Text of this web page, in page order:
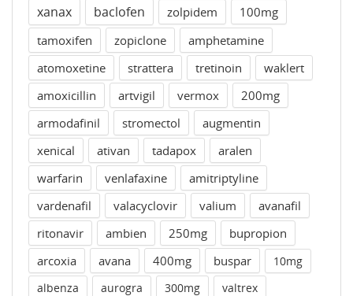
xanax
baclofen zolpidem
100mg
tamoxifen
zopiclone
amphetamine
atomoxetine
strattera tretinoin
waklert
amoxicillin
artvigil vermox
200mg
armodafinil
stromectol
augmentin
xenical
ativan tadapox
aralen
warfarin
venlafaxine
amitriptyline
vardenafil
valacyclovir valium
avanafil
ritonavir
ambien 250mg
bupropion
arcoxia
avana 400mg buspar
10mg
albenza
aurogra 300mg
valtrex